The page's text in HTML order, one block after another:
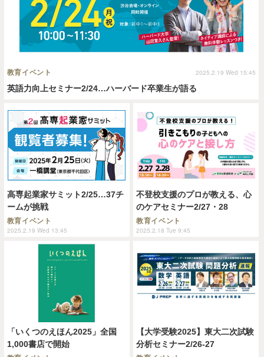
英語力向上セミナー2/24…ハーバード卒業生が語る
教育イベント 2025.2.19 Wed 15:45
高専起業家サミット2/25…37チ
ームが挑戦
教育イベント
2025.2.19 Wed 13:45
不登校支援のプロが教える、心
のケアセミナー2/27・28
教育イベント
2025.2.18 Tue 9:45
「いくつのえほん2025」全国
1,000書店で開始
【大学受験2025】東大二次試験
分析セミナー2/26-27